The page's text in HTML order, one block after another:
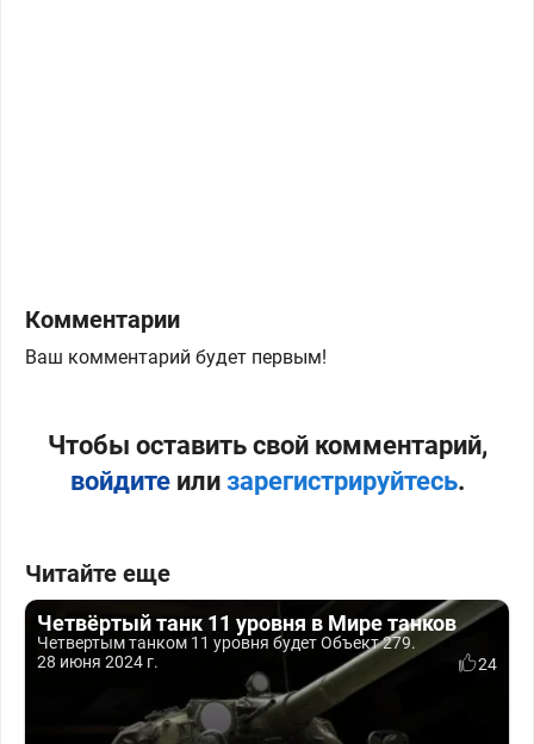
Комментарии
Ваш комментарий будет первым!
Чтобы оставить свой комментарий,
войдитеили зарегистрируйтесь.
Читайте еще
Четвёртый танк 11 уровня в Мире танков
Четвертым танком 11 уровня будет Объект 279.
28 июня 2024 г.
24